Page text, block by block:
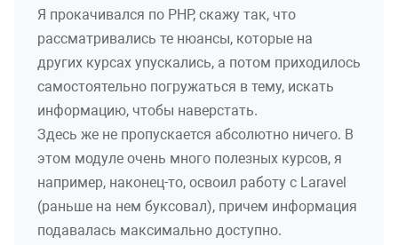
Я прокачивался по PHP, скажу так, что
рассматривались те нюансы, которые на
других курсах упускались, а потом приходилось
самостоятельно погружаться в тему, искать
информацию, чтобы наверстать.
Здесь же не пропускается абсолютно ничего. В
этом модуле очень много полезных курсов, я
например, наконец-то, освоил работу с Laravel
(раньше на нем буксовал), причем информация
подавалась максимально доступно.